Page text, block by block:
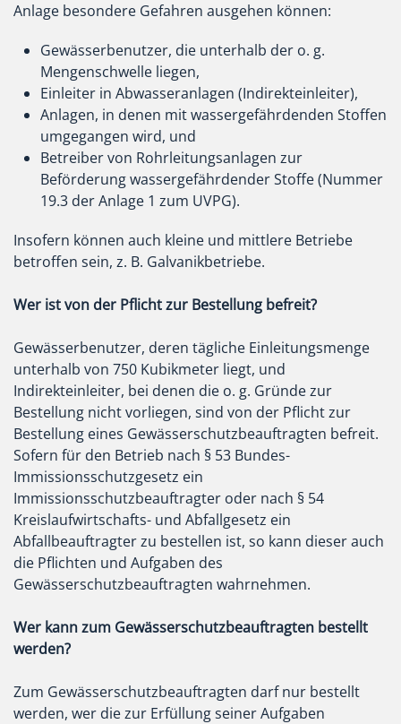
Anlage besondere Gefahren ausgehen können:
Gewässerbenutzer, die unterhalb der o. g.
Mengenschwelle liegen,
Einleiter in Abwasseranlagen (Indirekteinleiter),
Anlagen, in denen mit wassergefährdenden Stoffen
umgegangen wird, und
Betreiber von Rohrleitungsanlagen zur
Beförderung wassergefährdender Stoffe (Nummer
19.3 der Anlage 1 zum UVPG).
Insofern können auch kleine und mittlere Betriebe
betroffen sein, z. B. Galvanikbetriebe.
Wer ist von der Pflicht zur Bestellung befreit?
Gewässerbenutzer, deren tägliche Einleitungsmenge
unterhalb von 750 Kubikmeter liegt, und
Indirekteinleiter, bei denen die o. g. Gründe zur
Bestellung nicht vorliegen, sind von der Pflicht zur
Bestellung eines Gewässerschutzbeauftragten befreit.
Sofern für den Betrieb nach § 53 Bundes-
Immissionsschutzgesetz ein
Immissionsschutzbeauftragter oder nach § 54
Kreislaufwirtschafts- und Abfallgesetz ein
Abfallbeauftragter zu bestellen ist, so kann dieser auch
die Pflichten und Aufgaben des
Gewässerschutzbeauftragten wahrnehmen.
Wer kann zum Gewässerschutzbeauftragten bestellt
werden?
Zum Gewässerschutzbeauftragten darf nur bestellt
werden, wer die zur Erfüllung seiner Aufgaben